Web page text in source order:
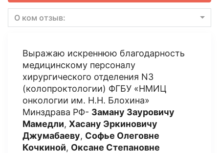
О ком отзыв:
Выражаю искреннюю благодарность
медицинскому персоналу
хирургического отделения N3
(колопроктологии) ФГБУ «НМИЦ
онкологии им. Н.Н. Блохина»
Минздрава РФ- Заману Зауровичу
Мамедли, Хасану Эркиновичу
Джумабаеву, Софье Олеговне
Кочкиной, Оксане Степановне